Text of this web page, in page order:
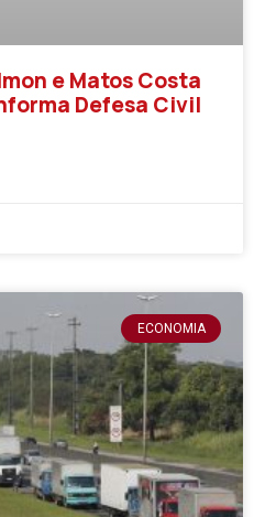
e Matos Costa
Defesa Civil
ECONOMIA